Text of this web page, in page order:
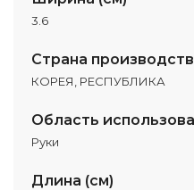
3.6
Страна
КОРЕЯ, РЕСПУБЛИКА
Область
Руки
Длина (см)